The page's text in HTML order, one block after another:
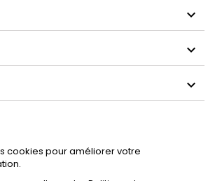



cookies pour améliorer votre